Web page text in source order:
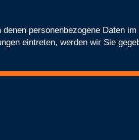
personenbezogene Daten
eintreten, werden wir Sie